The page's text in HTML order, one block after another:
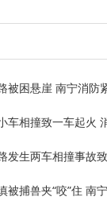
被困悬崖 南宁消防
车相撞致一车起火
发生两车相撞事故
被捕兽夹“咬”住 南